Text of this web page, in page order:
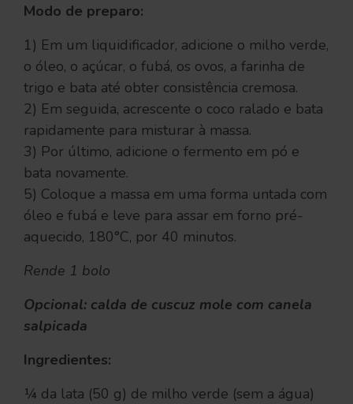
Modo de preparo:
1) Em um liquidificador, adicione o milho verde,
o óleo, o açúcar, o fubá, os ovos, a farinha de
trigo e bata até obter consistência cremosa.
2) Em seguida, acrescente o coco ralado e bata
rapidamente para misturar à massa.
3) Por último, adicione o fermento em pó e
bata novamente.
5) Coloque a massa em uma forma untada com
óleo e fubá e leve para assar em forno pré-
aquecido, 180°C, por 40 minutos.
Rende 1 bolo
Opcional: calda de cuscuz mole com canela
salpicada
Ingredientes:
¼ da lata (50 g) de milho verde (sem a água)